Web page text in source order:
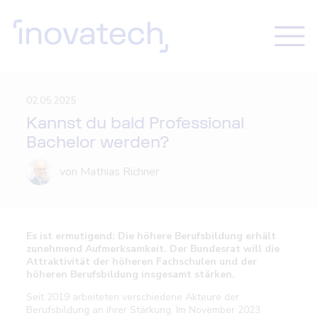
02.05.2025
Kannst du bald Professional
Bachelor werden?
von Mathias Richner
Es ist ermutigend: Die höhere Berufsbildung erhält
zunehmend Aufmerksamkeit. Der Bundesrat will die
Attraktivität der höheren Fachschulen und der
höheren Berufsbildung insgesamt stärken.
Seit 2019 arbeiteten verschiedene Akteure der
Berufsbildung an ihrer Stärkung. Im November 2023